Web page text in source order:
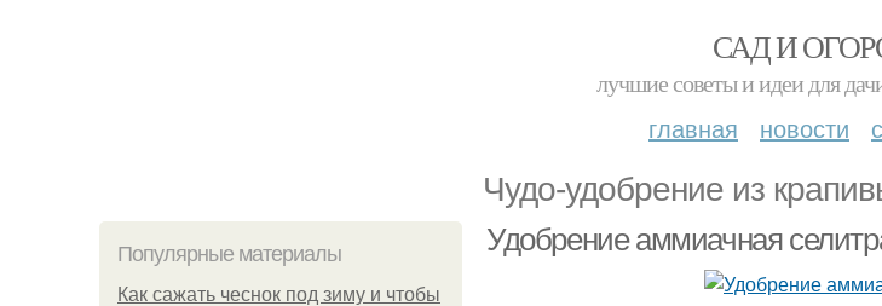
САД И
лучшие советы и идеи для
главная новости
Чудо-удобрение из
Популярные материалы
Как сажать чеснок под зиму и чтобы
Удобрение аммиачная